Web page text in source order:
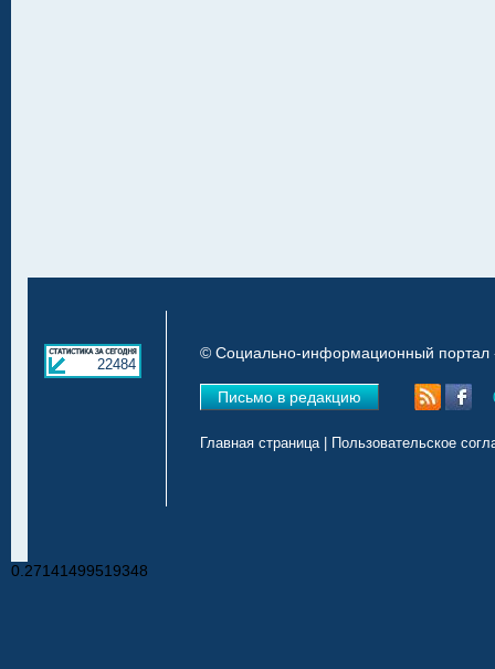
22484
© Социально-информационный портал
Письмо в редакцию
Главная страница| Пользовательское
0.27141499519348